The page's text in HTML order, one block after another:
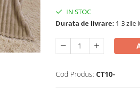
IN STOC
Durata de livrare: 1-3 zile
Cod Produs: CT10-